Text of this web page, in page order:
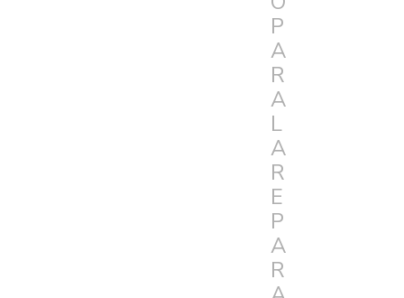
P
A
R
A
L
A
R
E
P
A
R